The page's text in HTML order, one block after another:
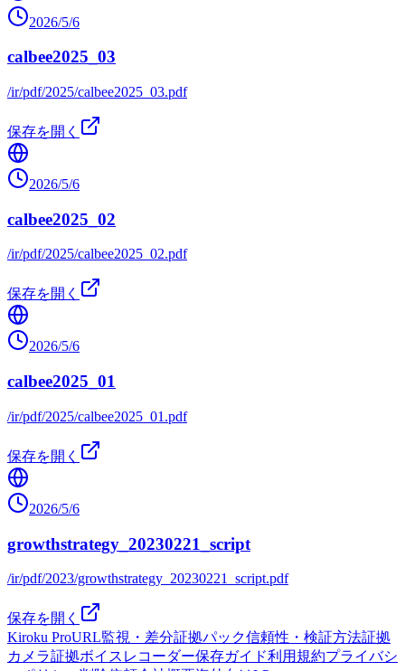
2026/5/6
calbee2025_03
/ir/pdf/2025/calbee2025_03.pdf
保存を開く
2026/5/6
calbee2025_02
/ir/pdf/2025/calbee2025_02.pdf
保存を開く
2026/5/6
calbee2025_01
/ir/pdf/2025/calbee2025_01.pdf
保存を開く
2026/5/6
growthstrategy_20230221_script
/ir/pdf/2023/growthstrategy_20230221_script.pdf
保存を開く
Kiroku ProURL監視・差分証拠パック信頼性・検証方法証拠
カメラ証拠ボイスレコーダー保存ガイド利用規約プライバシ